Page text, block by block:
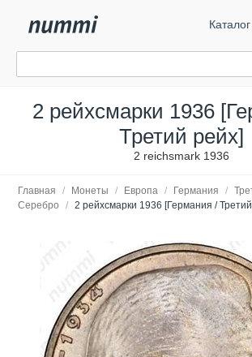
Каталог
2 рейхсмарки 1936
Третий рейх]
2 reichsmark 1936
Главная / Монеты / Европа / Германия /
Серебро
/ 2 рейхсмарки 1936 [Германия /